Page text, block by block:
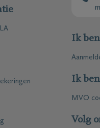
Ik
Ik
MVO
Volg